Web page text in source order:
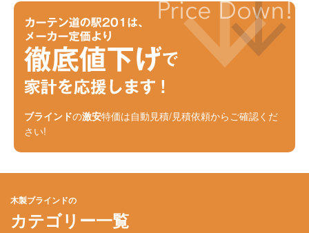
ブラインドの激安特価は自動見積/見積依頼からご確認くだ
さい!
木製ブラインドの
カテゴリー一覧